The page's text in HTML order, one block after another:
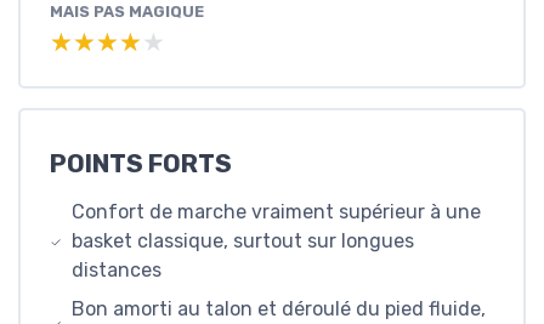
MAIS PAS MAGIQUE
★★★★★
★★★★★
POINTS FORTS
Confort de marche vraiment supérieur à une
basket classique, surtout sur longues
distances
Bon amorti au talon et déroulé du pied fluide,